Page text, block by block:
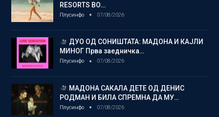
RESORTS ВО…
Плусинфо 07/08/2026
ДУО ОД СОНИШТАТА: МАДОНА И КАЈЛИ
МИНОГ Прва заедничка…
Плусинфо 07/08/2026
МАДОНА САКАЛА ДЕТЕ ОД ДЕНИС
РОДМАН И БИЛА СПРЕМНА ДА МУ…
Плусинфо 07/08/2026